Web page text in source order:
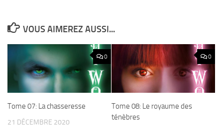
VOUS AIMEREZ AUSSI...
0
Tome 07: La chasseresse
21 DÉCEMBRE 2020
0
Tome 08: Le royaume des
ténèbres